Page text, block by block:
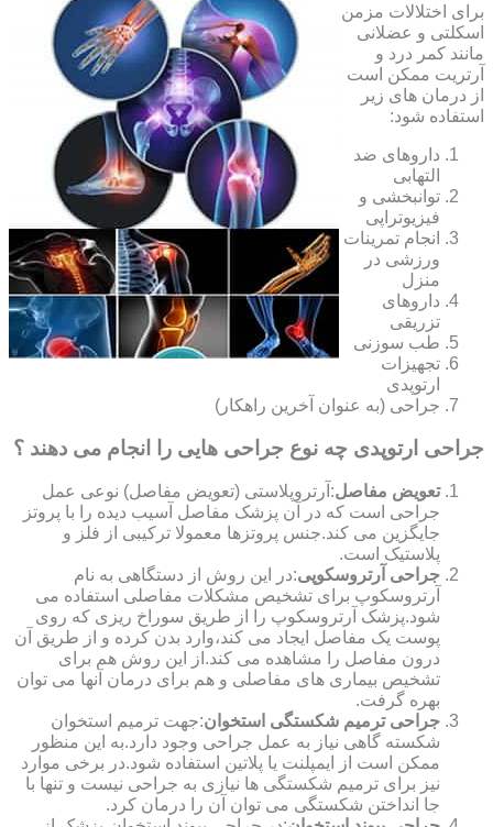
برای اختلالات مزمن
اسکلتی و عضلانی
مانند کمر درد و
آرتریت ممکن است
از درمان های زیر
استفاده شود:
داروهای ضد
التهابی
توانبخشی و
فیزیوتراپی
انجام تمرینات
ورزشی در
منزل
داروهای
تزریقی
طب سوزنی
تجهیزات
ارتوپدی
جراحی (به عنوان آخرین راهکار)
جراحی ارتوپدی چه نوع جراحی هایی را انجام می دهند ؟
تعویض مفاصل:آرتروپلاستی (تعویض مفاصل) نوعی عمل
جراحی است که در آن پزشک مفاصل آسیب دیده را با پروتز
جایگزین می کند.جنس پروتزها معمولا ترکیبی از فلز و
پلاستیک است.
جراحی آرتروسکوپی:در این روش از دستگاهی به نام
آرتروسکوپ برای تشخیص مشکلات مفاصلی استفاده می
شود.پزشک آرتروسکوپ را از طریق سوراخ ریزی که روی
پوست یک مفاصل ایجاد می کند،وارد بدن کرده و از طریق آن
درون مفاصل را مشاهده می کند.از این روش هم برای
تشخیص بیماری های مفاصلی و هم برای درمان آنها می توان
بهره گرفت.
جراحی ترمیم شکستگی استخوان:جهت ترمیم استخوان
شکسته گاهی نیاز به عمل جراحی وجود دارد.به این منظور
ممکن است از ایمپلنت یا پلاتین استفاده شود.در برخی موارد
نیز برای ترمیم شکستگی ها نیازی به جراحی نیست و تنها با
جا انداختن شکستگی می توان آن را درمان کرد.